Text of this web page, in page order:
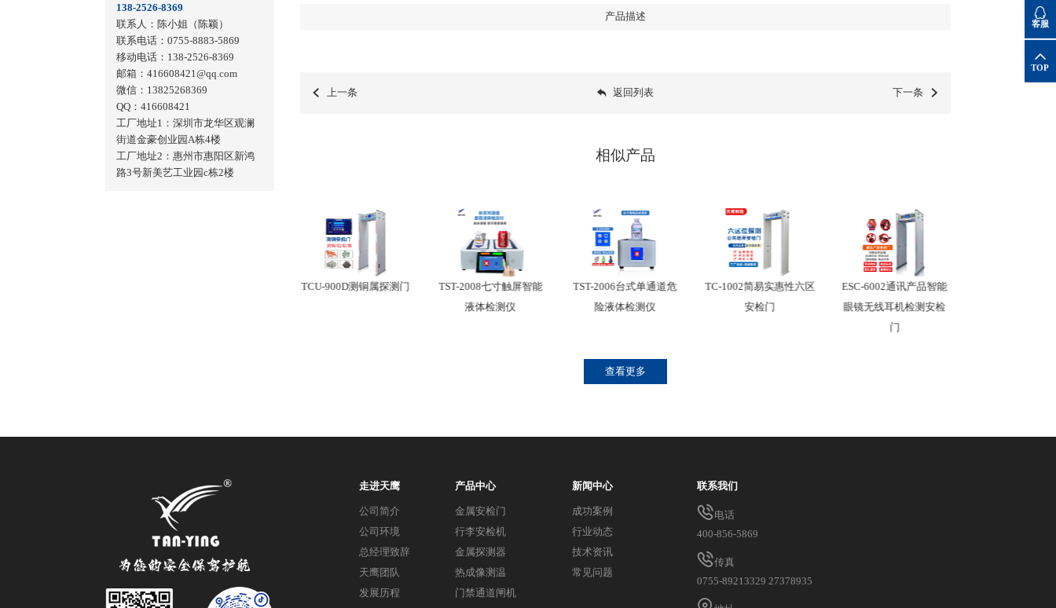
产品描述
上一条 返回列表 下一条
相似产品
TCU-900D测铜属探测门
TST-2008七寸触屏智能
液体检测仪
TST-2006台式单通道危
险液体检测仪
TC-1002简易实惠性六区
安检门
ESC-6002通讯产品智能
眼镜无线耳机检测安检
门
查看更多
138-2526-8369
联系人：陈小姐（陈颖）
联系电话：0755-8883-5869
移动电话：138-2526-8369
邮箱：416608421@qq.com
微信：13825268369
QQ：416608421
工厂地址1： 深圳市龙华区观澜
街道金豪创业园A栋4楼
工厂地址2： 惠州市惠阳区新鸿
路3号新美艺工业园c栋2楼
走进天鹰
公司简介
公司环境
总经理致辞
天鹰团队
发展历程
产品中心
金属安检门
行李安检机
金属探测器
热成像测温
门禁通道闸机
新闻中心
成功案例
行业动态
技术资讯
常见问题
联系我们
电话
400-856-5869
传真
0755-89213329 27378935
客服
TOP